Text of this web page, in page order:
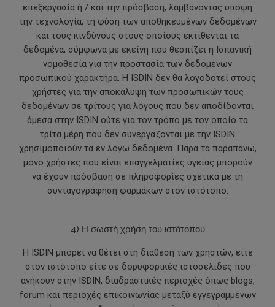
επεξεργασία ή / και την πρόσβαση, λαμβάνοντας υπόψη
την τεχνολογία, τη φύση των αποθηκευμένων δεδομένων
και τους κινδύνους στους οποίους εκτίθενται τα
δεδομένα, σύμφωνα με εκείνη που θεσπίζει η Ισπανική
νομοθεσία για την προστασία των δεδομένων
προσωπικού χαρακτήρα. Η ISDIN δεν θα λογοδοτεί στους
χρήστες για την αποκάλυψη των προσωπικών τους
δεδομένων σε τρίτους για λόγους που δεν αποδίδονται
άμεσα στην ISDIN ούτε για τον τρόπο με τον οποίο τα
τρίτα μέρη που δεν συνεργάζονται με την ISDIN
χρησιμοποιούν τα εν λόγω δεδομένα. Παρά τα παραπάνω,
μόνο χρήστες που είναι επαγγελματίες υγείας μπορούν
να έχουν πρόσβαση σε πληροφορίες σχετικά με τη
συνταγογράφηση φαρμάκων στον ιστότοπο.
4) Η σωστή χρήση του ιστότοπου
Η ISDIN μπορεί να θέτει στη διάθεση των χρηστών, είτε
στον ιστότοπο είτε σε δορυφορικές ιστοσελίδες που
ανήκουν στην ISDIN, διαδραστικές περιοχές όπως blogs,
forum και περιοχές επικοινωνίας μεταξύ εγγεγραμμένων